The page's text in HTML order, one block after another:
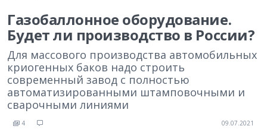
Газобаллонное оборудование.
Будет ли производство в России?
Для массового производства автомобильных
криогенных баков надо строить
современный завод с полностью
автоматизированными штамповочными и
сварочными линиями
4 09.07.2021